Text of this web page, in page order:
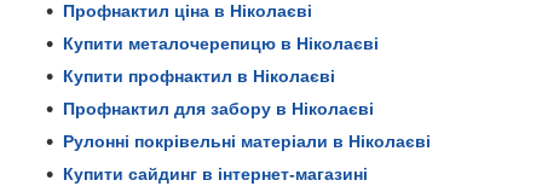
Профнактил ціна в Ніколаєві
Купити металочерепицю в Ніколаєві
Купити профнактил в Ніколаєві
Профнактил для забору в Ніколаєві
Рулонні покрівельні матеріали в Ніколаєві
Купити сайдинг в інтернет-магазині